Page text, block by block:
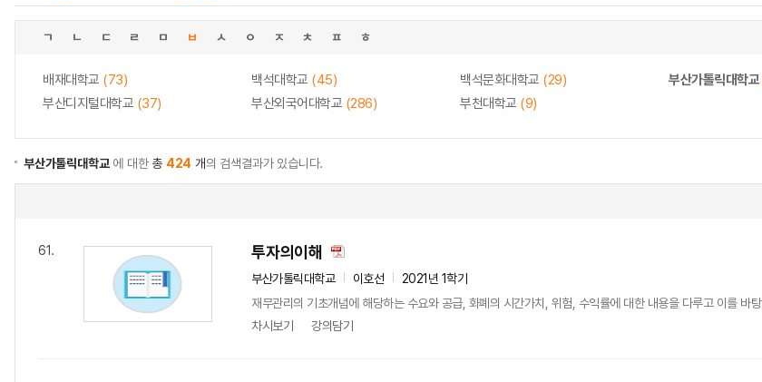
ㄱ ㄴ ㄷ ㄹ ㅁ ㅂ ㅅ ㅇ ㅈ ㅊ ㅍ ㅎ
배재대학교 (73) 백석대학교 (45) 백석문화대학교 (29) 부산가톨릭대학교
부산디지털대학교 (37) 부산외국어대학교 (286) 부천대학교 (9)
부산가톨릭대학교에 대한총 424 개의 검색결과가 있습니다.
61. 투자의이해
부산가톨릭대학교 이호선
2021년 1학기
재무관리의 기초개념에 해당하는 수요와 공급, 화폐의 시간가치, 위험, 수익률에 대한 내용을 다루고 이를 바
차시보기
강의담기